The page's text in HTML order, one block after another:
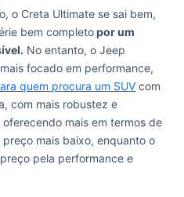
o Creta Ultimate se sai bem,
bem completopor um
No entanto, o Jeep
focado em performance,
quem procura um SUV com
com mais robustez e
mais em termos de
mais baixo, enquanto o
pela performance e